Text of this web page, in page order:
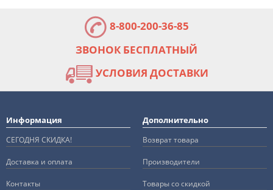
8-800-200-36-85
ЗВОНОК БЕСПЛАТНЫЙ
УСЛОВИЯ ДОСТАВКИ
Информация
СЕГОДНЯ СКИДКА!
Доставка и оплата
Контакты
Дополнительно
Возврат товара
Производители
Товары со скидкой